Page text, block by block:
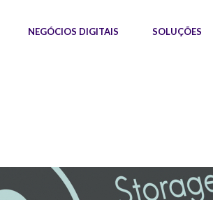
NEGÓCIOS DIGITAIS SOLUÇÕES